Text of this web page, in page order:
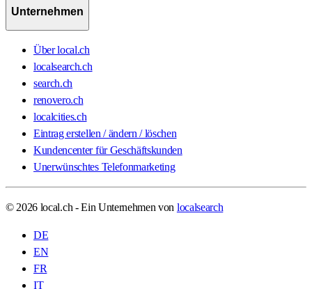
Unternehmen
Über local.ch
localsearch.ch
search.ch
renovero.ch
localcities.ch
Eintrag erstellen / ändern / löschen
Kundencenter für Geschäftskunden
Unerwünschtes Telefonmarketing
© 2026 local.ch - Ein Unternehmen von localsearch
DE
EN
FR
IT